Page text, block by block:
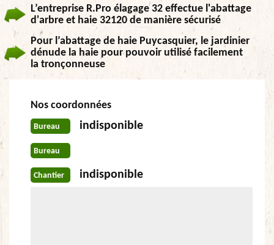
L’entreprise R.Pro élagage 32 effectue l'abattage
d'arbre et haie 32120 de manière sécurisé
Pour l’abattage de haie Puycasquier, le jardinier
dénude la haie pour pouvoir utilisé facilement
la tronçonneuse
Nos coordonnées
Bureau indisponible
Bureau
Chantier indisponible